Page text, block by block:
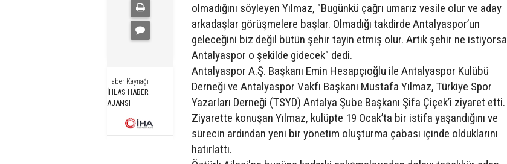
Haber Kaynağı
İHLAS HABER
AJANSI
olmadığını söyleyen Yılmaz, "Bugünkü çağrı umarız vesile olur ve aday
arkadaşlar görüşmelere başlar. Olmadığı takdirde Antalyaspor’un
geleceğini biz değil bütün şehir tayin etmiş olur. Artık şehir ne istiyorsa
Antalyaspor o şekilde gidecek" dedi.
Antalyaspor A.Ş. Başkanı Emin Hesapçıoğlu ile Antalyaspor Kulübü
Derneği ve Antalyaspor Vakfı Başkanı Mustafa Yılmaz, Türkiye Spor
Yazarları Derneği (TSYD) Antalya Şube Başkanı Şifa Çiçek’i ziyaret etti.
Ziyarette konuşan Yılmaz, kulüpte 19 Ocak’ta bir istifa yaşandığını ve
sürecin ardından yeni bir yönetim oluşturma çabası içinde olduklarını
hatırlattı.